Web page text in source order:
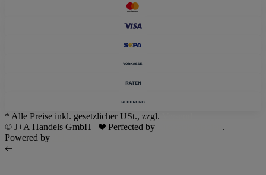
* Alle Preise inkl. gesetzlicher USt., zzgl.
© J+A Handels GmbH
Perfected by
.
Powered by